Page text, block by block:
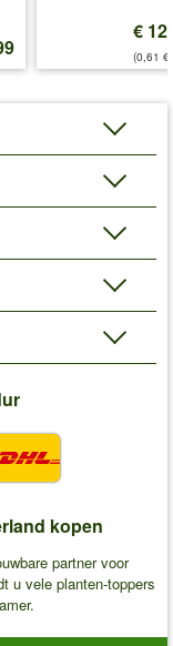
€
(0,61
kopen
partner voor
u vele planten-toppers